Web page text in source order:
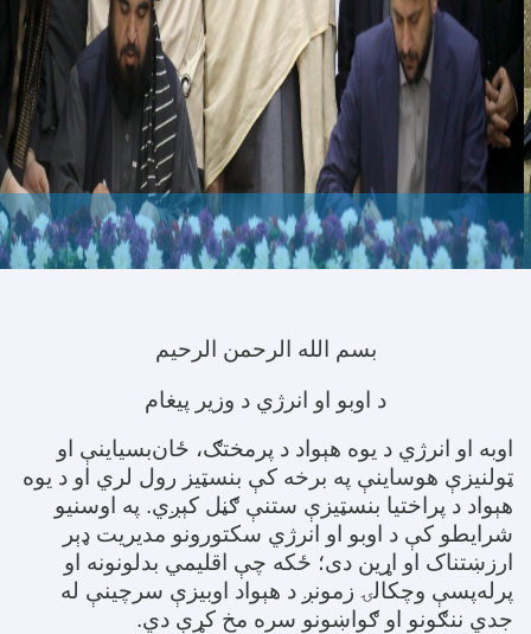
بسم الله الرحمن الرحیم
د اوبو او انرژي د وزیر پیغام
اوبه او انرژي د یوه هېواد د پرمختګ، ځان‌بسیاینې او
ټولنیزې هوساینې په برخه کې بنسټیز رول لري او د یوه
هېواد د پراختیا بنسټیزې ستنې ګڼل کېږي. په اوسنیو
شرایطو کې د اوبو او انرژي سکتورونو مدیریت ډېر
ارزښتناک او اړین دی؛ ځکه چې اقلیمي بدلونونه او
پرله‌پسې وچکالۍ زمونږ د هېواد اوبیزې سرچینې له
جدي ننګونو او ګواښونو سره مخ کړې دي.